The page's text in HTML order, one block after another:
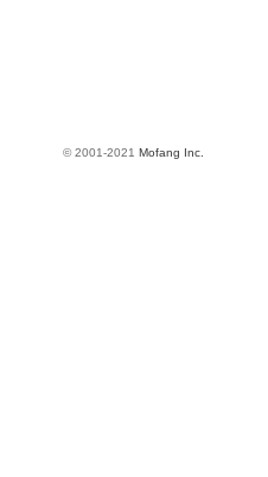
© 2001-2021 Mofang Inc.